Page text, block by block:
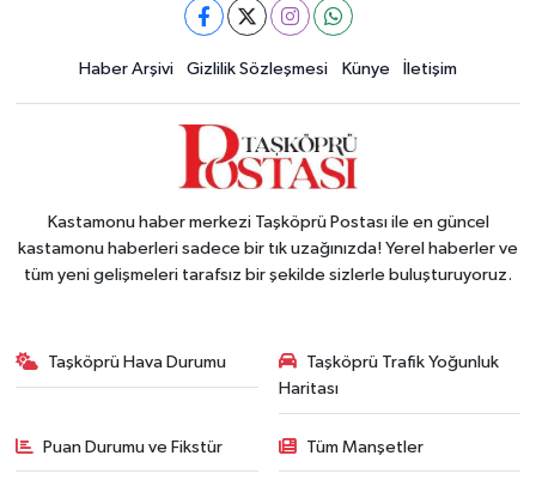
Haber Arşivi Gizlilik Sözleşmesi Künye İletişim
Kastamonu haber merkezi Taşköprü Postası ile en güncel
kastamonu haberleri sadece bir tık uzağınızda! Yerel haberler ve
tüm yeni gelişmeleri tarafsız bir şekilde sizlerle buluşturuyoruz.
Taşköprü Hava Durumu
Taşköprü Trafik Yoğunluk
Haritası
Puan Durumu ve Fikstür Tüm Manşetler